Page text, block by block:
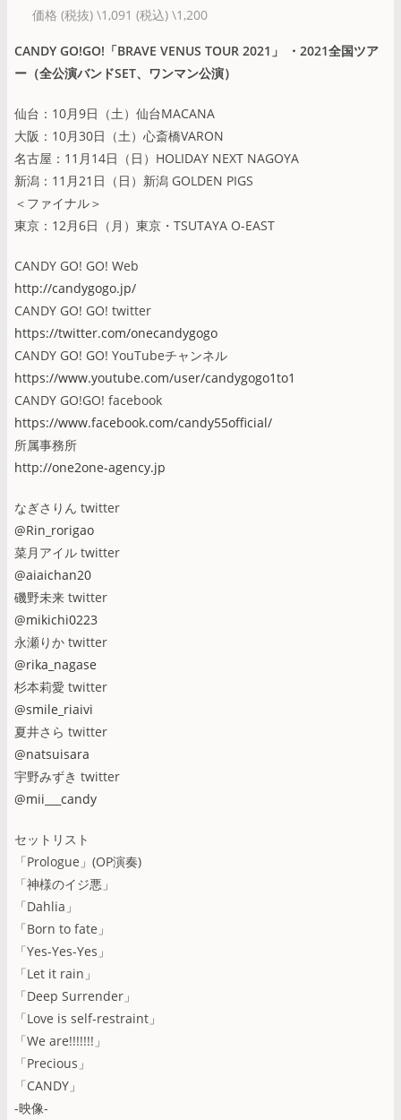
価格 (税抜) \1,091 (税込) \1,200
CANDY GO!GO!「BRAVE VENUS TOUR 2021」 ・2021全国ツア
ー（全公演バンドSET、ワンマン公演）
仙台：10月9日（土）仙台MACANA
大阪：10月30日（土）心斎橋VARON
名古屋：11月14日（日）HOLIDAY NEXT NAGOYA
新潟：11月21日（日）新潟 GOLDEN PIGS
＜ファイナル＞
東京：12月6日（月）東京・TSUTAYA O-EAST
CANDY GO! GO! Web
http://candygogo.jp/
CANDY GO! GO! twitter
https://twitter.com/onecandygogo
CANDY GO! GO! YouTubeチャンネル
https://www.youtube.com/user/candygogo1to1
CANDY GO!GO! facebook
https://www.facebook.com/candy55official/
所属事務所
http://one2one-agency.jp
なぎさりん twitter
@Rin_rorigao
菜月アイル twitter
@aiaichan20
磯野未来 twitter
@mikichi0223
永瀬りか twitter
@rika_nagase
杉本莉愛 twitter
@smile_riaivi
夏井さら twitter
@natsuisara
宇野みずき twitter
@mii___candy
セットリスト
「Prologue」(OP演奏)
「神様のイジ悪」
「Dahlia」
「Born to fate」
「Yes-Yes-Yes」
「Let it rain」
「Deep Surrender」
「Love is self-restraint」
「We are!!!!!!!」
「Precious」
「CANDY」
-映像-